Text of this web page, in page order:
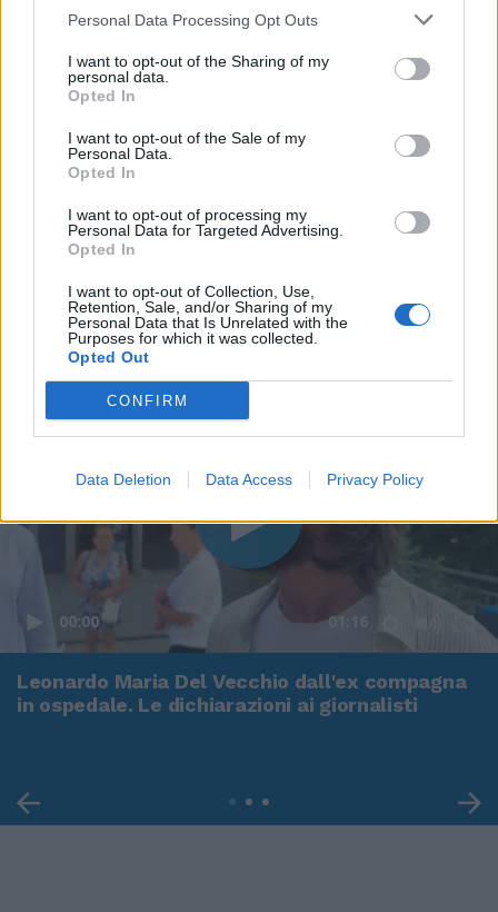
Personal Data Processing Opt Outs
I want to opt-out of the Sharing of my
personal data.
Opted In
I want to opt-out of the Sale of my
Personal Data.
Opted In
I want to opt-out of processing my
Personal Data for Targeted Advertising.
Opted In
I want to opt-out of Collection, Use,
Retention, Sale, and/or Sharing of my
Personal Data that Is Unrelated with the
Purposes for which it was collected.
Opted Out
CONFIRM
Data Deletion Data Access Privacy Policy
00:00 01:16
Leonardo Maria Del Vecchio dall'ex compagna
in ospedale. Le dichiarazioni ai giornalisti